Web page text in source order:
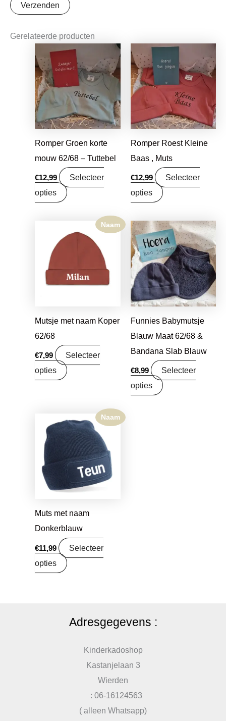
Gerelateerde producten
Romper Groen korte
mouw 62/68 – Tuttebel
€12,99
Selecteer
opties
Romper Roest Kleine
Baas , Muts
€12,99
Selecteer
opties
Naam
Mutsje met naam Koper
62/68
€7,99
Selecteer
opties
Funnies Babymutsje
Blauw Maat 62/68 &
Bandana Slab Blauw
€8,99
Selecteer
opties
Naam
Muts met naam
Donkerblauw
€11,99
Selecteer
opties
Adresgegevens :
Kinderkadoshop
Kastanjelaan 3
Wierden
: 06-16124563
( alleen Whatsapp)